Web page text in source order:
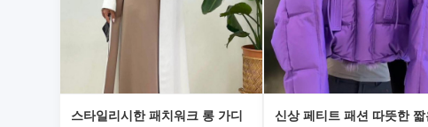
스타일리시한 패치워크 롱 가디
신상 페티트 패션 따뜻한